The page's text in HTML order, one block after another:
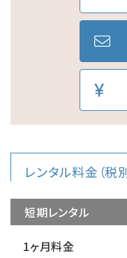
レンタル料金（税
短期レンタル
1ヶ月料金